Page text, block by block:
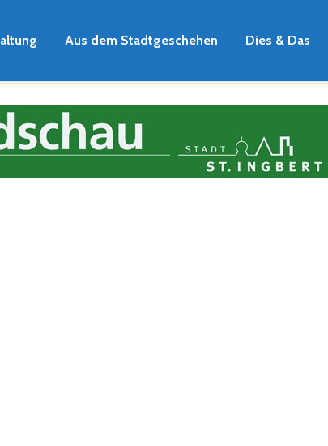
Aus dem Stadtgeschehen Dies & Das